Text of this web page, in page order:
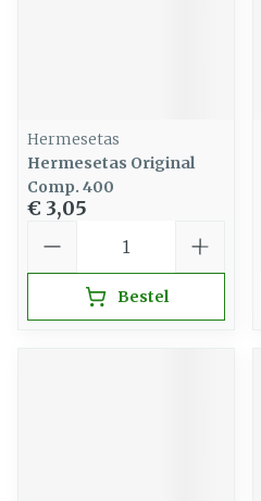
Hermesetas
Hermesetas Original
Comp. 400
€ 3,05
Bestel